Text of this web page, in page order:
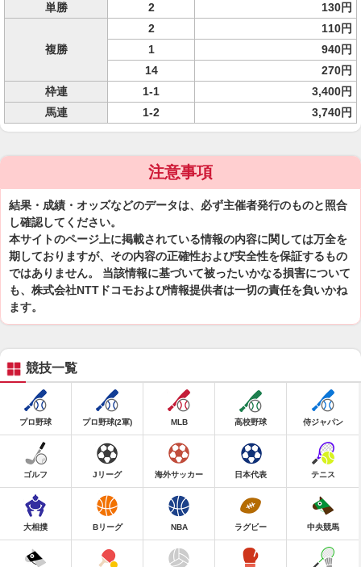
単勝 2 130円
複勝
2
110円
1
940円
14
270円
枠連
1-1
3,400円
馬連
1-2 3,740円
注意事項
結果・成績・オッズなどのデータは、必ず主催者発行のものと照合
し確認してください。
本サイトのページ上に掲載されている情報の内容に関しては万全を
期しておりますが、その内容の正確性および安全性を保証するもの
ではありません。 当該情報に基づいて被ったいかなる損害について
も、株式会社NTTドコモおよび情報提供者は一切の責任を負いかね
ます。
競技一覧
プロ野球 プロ野球(2軍) MLB 高校野球 侍ジャパン
ゴルフ Jリーグ 海外サッカー 日本代表 テニス
大相撲 Bリーグ NBA ラグビー 中央競馬